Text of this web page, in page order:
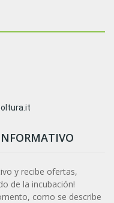
y recibe ofertas,
de la incubación!
como se describe